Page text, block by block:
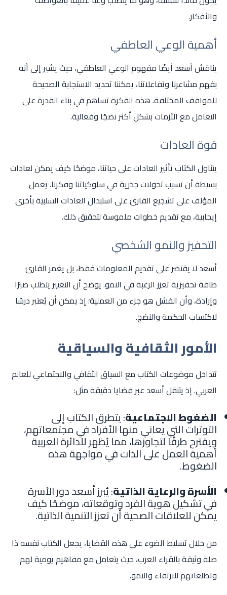
والأفكار.
أهمية الوعي العاطفي
يناقش أسعد أيضًا مفهوم الوعي العاطفي، حيث يشير إلى أنه
بفهم مشاعرنا وتفاعلاتنا، يمكننا تحديد الاستجابة الصحيحة
للمواقف المختلفة. هذه الفكرة تساهم في بناء القدرة على
التعامل مع الأزمات بشكل أكثر نضجًا وفعالية.
قوة العادات
يتناول الكتاب تأثير العادات على حياتنا، موضحًا كيف يمكن لعادات
بسيطة أن تسبب تحولات جذرية في سلوكياتنا وفكرنا. يعمل
المؤلف على تشجيع القارئ على استبدال العادات السلبية بأخرى
إيجابية، مع تقديم خطوات ملموسة لتحقيق ذلك.
التحفيز والنمو الشخصي
أسعد لا يقتصر على تقديم المعلومات فقط، بل يغمر القارئ
طاقة تحفيزية تعزز الرغبة في النمو. يوضح أن التغيير يتطلب صبرًا
وإرادة، وأن الفشل هو جزء من العملية؛ إذ يمكن أن يُعتبر درسًا
لاكتساب الحكمة والنضج.
الأمور الثقافية والسياقية
تتداخل موضوعات الكتاب مع السياق الثقافي والاجتماعي للعالم
العربي. إذ يتنقل أسعد عبر قضايا دقيقة مثل:
الضغوط الاجتماعية: يتطرق الكتاب إلى
التوترات التي يعاني منها الأفراد في مجتمعاتهم،
ويقترح طرقًا لتجاوزها، مما يُظهر للدائرة العربية
أهمية العمل على الذات في مواجهة هذه
الضغوط.
الأسرة والرعاية الذاتية: يُبرز أسعد دور الأسرة
في تشكيل هوية الفرد وتوقعاته، موضحًا كيف
يمكن للعلاقات الصحية أن تعزز التنمية الذاتية.
من خلال تسليط الضوء على هذه القضايا، يجعل الكتاب نفسه ذا
صلة وثيقة بالقراء العرب، حيث يتعامل مع مفاهيم يومية لهم
وتطلعاتهم للارتقاء والنمو.